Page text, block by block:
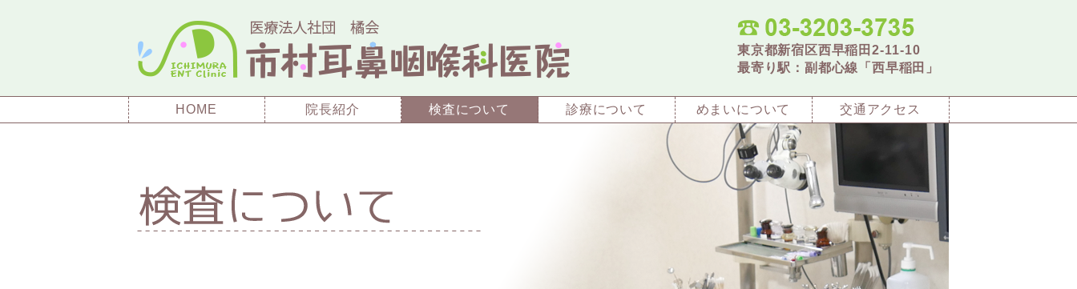
東京都新宿区西早稲田2-11-10
最寄り駅：副都心線「西早稲田」
HOME 院長紹介 検査について 診療について めまいについて 交通アクセス